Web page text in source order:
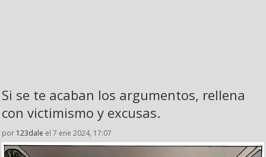
Si se te acaban los argumentos, rellena
con victimismo y excusas.
por 123dale el 7 ene 2024, 17:07